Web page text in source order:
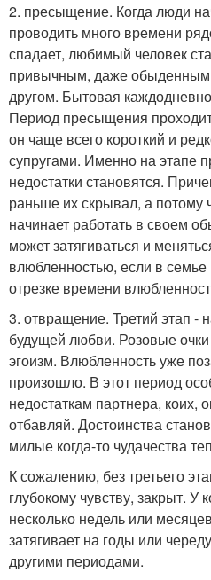
2. пресыщение. Когда люди
проводить много времени
спадает, любимый человек
привычным, даже
другом. Бытовая
Период пресыщения
он чаще всего короткий и
супругами. Именно на этапе
недостатки становятся.
раньше их скрывал, а потому
начинает работать в своем
может затягиваться и
влюбленностью, если в
отрезке времени
3. отвращение. Третий этап -
будущей любви. Розовые
эгоизм. Влюбленность уже
произошло. В этот период
недостаткам партнера, коих,
отбавляй. Достоинства
милые когда-то чудачества
К сожалению, без третьего
глубокому чувству, закрыт. У
несколько недель или
затягивает на годы или
другими периодами.